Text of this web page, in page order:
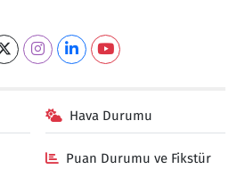
Hava Durumu
Puan Durumu ve Fikstür